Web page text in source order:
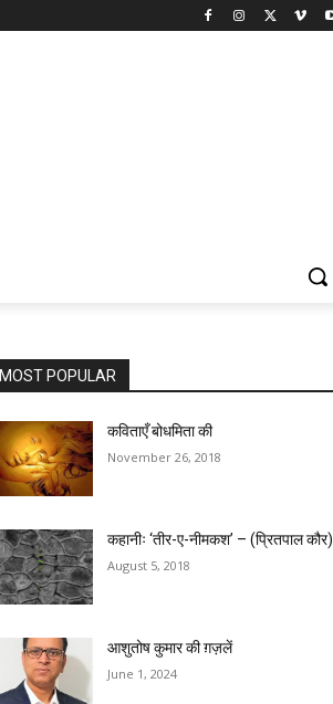
MOST POPULAR
कविताएँ बोधमिता की
November 26, 2018
कहानीः ‘तीर-ए-नीमकश’ – (प्रितपाल कौर)
August 5, 2018
आशुतोष कुमार की ग़ज़लें
June 1, 2024